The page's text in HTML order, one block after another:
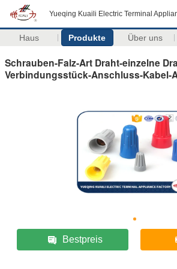
Yueqing Kuaili Electric Terminal
Haus Produkte Über uns
Schrauben-Falz-Art Draht-einzelne
Verbindungsstück-Anschluss-Kabel-
Bestpreis